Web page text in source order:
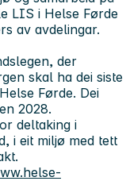
LIS i Helse Førde
av avdelingar.
der
skal ha dei siste
Førde. Dei
2028.
deltaking i
i eit miljø med tett